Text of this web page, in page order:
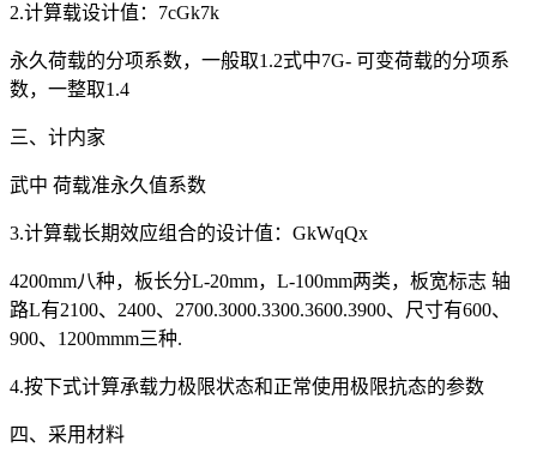
2.计算载设计值：7cGk7k
永久荷载的分项系数，一般取1.2式中7G- 可变荷载的分项系
数，一整取1.4
三、计内家
武中 荷载准永久值系数
3.计算载长期效应组合的设计值：GkWqQx
4200mm八种，板长分L-20mm，L-100mm两类，板宽标志 轴
路L有2100、2400、2700.3000.3300.3600.3900、尺寸有600、
900、1200mmm三种.
4.按下式计算承载力极限状态和正常使用极限抗态的参数
四、采用材料